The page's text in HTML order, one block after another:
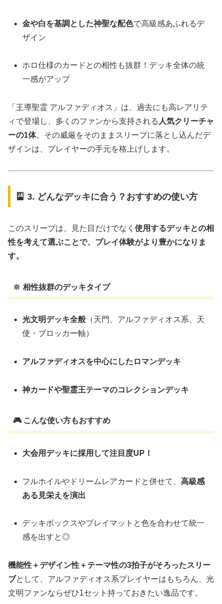
金や白を基調とした神聖な配色で高級感あふれるデ
ザイン
ホロ仕様のカードとの相性も抜群！デッキ全体の統
一感がアップ
「王導聖霊 アルファディオス」は、過去にも高レアリテ
ィで登場し、多くのファンから支持される 人気クリーチャ
ーの1体。その威厳をそのままスリーブに落とし込んだデ
ザインは、プレイヤーの手元を格上げします。
🎴 3. どんなデッキに合う？おすすめの使い方
このスリーブは、見た目だけでなく 使用するデッキとの相
性を考えて選ぶことで、プレイ体験がより豊かになりま
す。
🔆 相性抜群のデッキタイプ
光文明デッキ全般 （天門、アルファディオス系、天
使・ブロッカー軸）
アルファディオスを中心にしたロマンデッキ
神カードや聖霊王テーマのコレクションデッキ
🎮 こんな使い方もおすすめ
大会用デッキに採用して注目度UP！
フルホイルやドリームレアカードと併せて、高級感
ある見栄えを演出
デッキボックスやプレイマットと色を合わせて統一
感を出すと◎
機能性＋デザイン性＋テーマ性の3拍子がそろったスリー
ブとして、アルファディオス系プレイヤーはもちろん、光
文明ファンならぜひ1セット持っておきたい逸品です。